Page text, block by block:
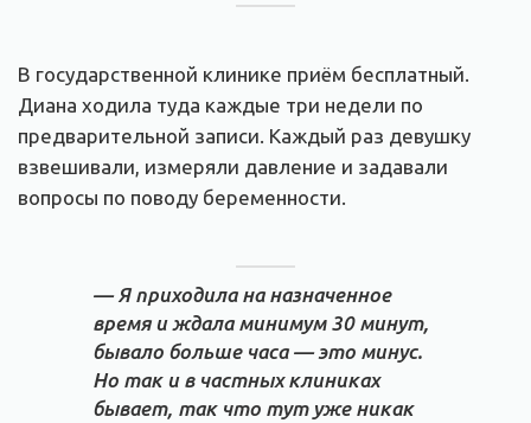
В государственной клинике приём бесплатный.
Диана ходила туда каждые три недели по
предварительной записи. Каждый раз девушку
взвешивали, измеряли давление и задавали
вопросы по поводу беременности.
— Я приходила на назначенное
время и ждала минимум 30 минут,
бывало больше часа — это минус.
Но так и в частных клиниках
бывает, так что тут уже никак